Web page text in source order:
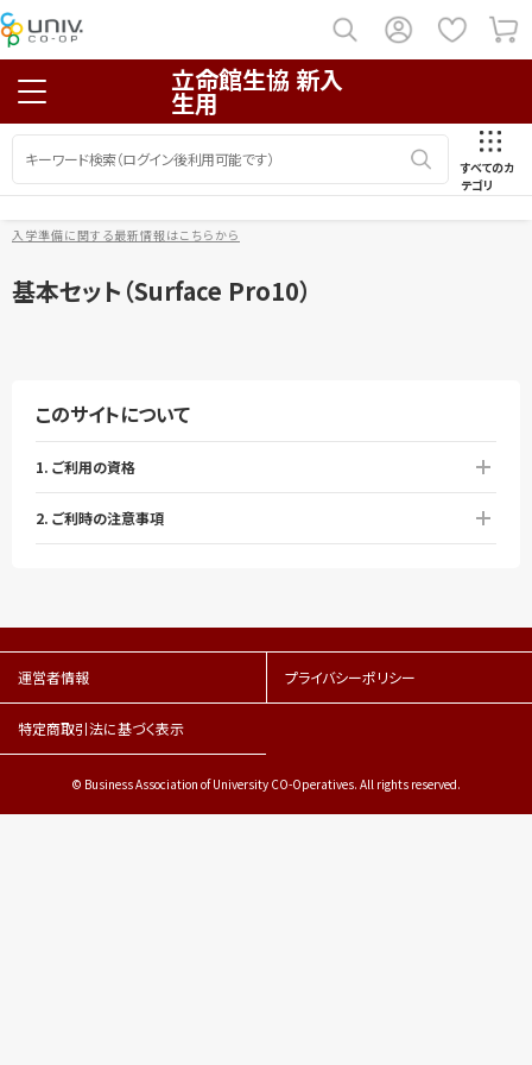
立命館生協 新入
生用
すべてのカ
テゴリ
入学準備に関する最新情報はこちらから
基本セット（Surface Pro10）
このサイトについて
1. ご利用の資格
2. ご利時の注意事項
運営者情報 プライバシーポリシー
特定商取引法に基づく表示
© Business Association of University CO-Operatives. All rights reserved.